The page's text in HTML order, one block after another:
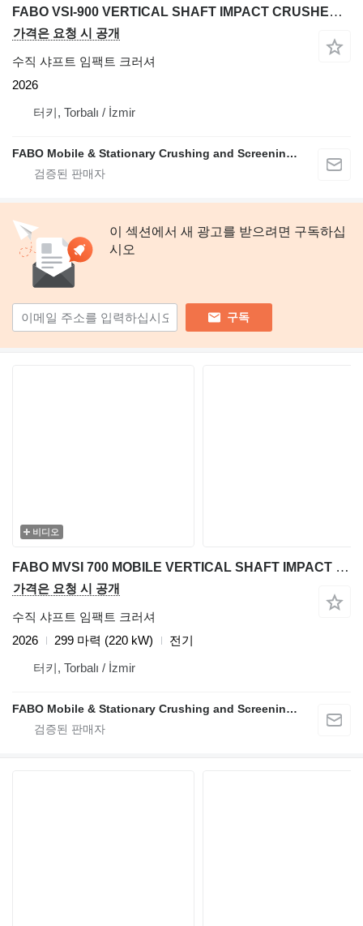
FABO VSI-900 VERTICAL SHAFT IMPACT CRUSHER SAND MACHINE 300 TPH
가격은 요청 시 공개
수직 샤프트 임팩트 크러셔
2026
터키, Torbalı / İzmir
FABO Mobile & Stationary Crushing and Screening Plants | Concrete Batching Plants Manufacturer
이 섹션에서 새 광고를 받으려면 구독하십
시오
구독
비디오
FABO MVSI 700 MOBILE VERTICAL SHAFT IMPACT CRUSHING SCREENING PLANT
가격은 요청 시 공개
수직 샤프트 임팩트 크러셔
2026
299 마력 (220 kW)
전기
터키, Torbalı / İzmir
FABO Mobile & Stationary Crushing and Screening Plants | Concrete Batching Plants Manufacturer